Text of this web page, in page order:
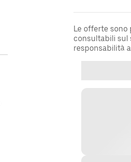
Le offerte
consultabili sul
responsabilità